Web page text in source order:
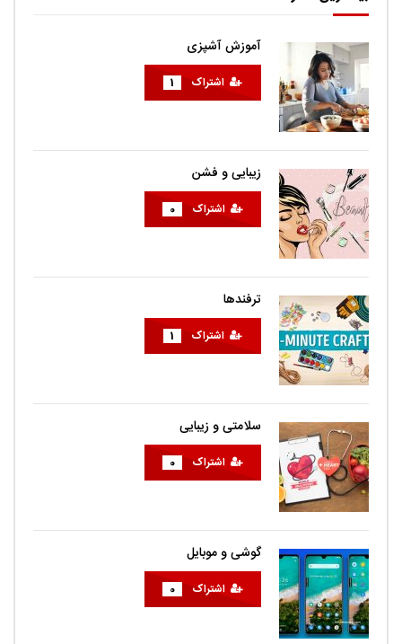
آموزش آشپزی
اشتراک 1
زیبایی و فشن
اشتراک 0
ترفندها
اشتراک 1
سلامتی و زیبایی
اشتراک 0
گوشی و موبایل
اشتراک 0